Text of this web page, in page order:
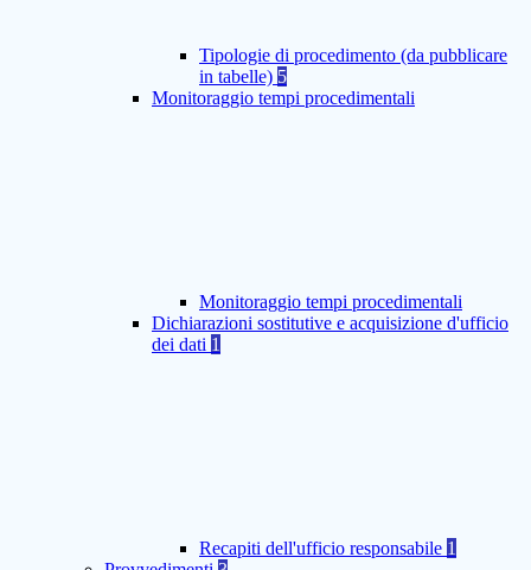
Tipologie di procedimento (da pubblicare
in tabelle) 5
Monitoraggio tempi procedimentali
Monitoraggio tempi procedimentali
Dichiarazioni sostitutive e acquisizione d'ufficio
dei dati 1
Recapiti dell'ufficio responsabile 1